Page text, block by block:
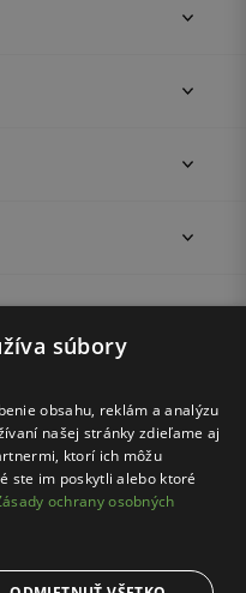
súbory
obsahu, reklám a analýzu
našej stránky zdieľame aj
ktorí ich môžu
ste im poskytli alebo ktoré
ochrany osobných